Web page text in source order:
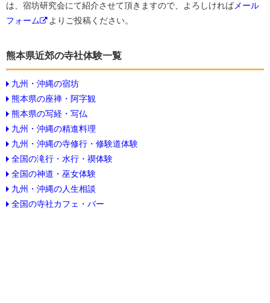
は、宿坊研究会にて紹介させて頂きますので、よろしければメール
フォーム
よりご投稿ください。
熊本県近郊の寺社体験一覧
九州・沖縄の宿坊
熊本県の座禅・阿字観
熊本県の写経・写仏
九州・沖縄の精進料理
九州・沖縄の寺修行・修験道体験
全国の滝行・水行・禊体験
全国の神道・巫女体験
九州・沖縄の人生相談
全国の寺社カフェ・バー